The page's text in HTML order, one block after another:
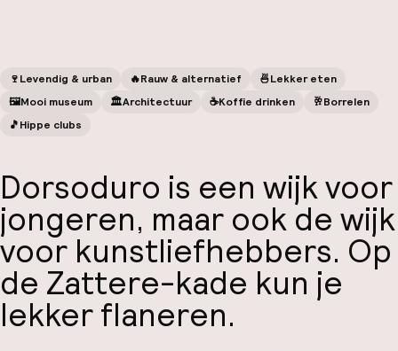
🍷Levendig & urban 🔥Rauw & alternatief 🍜Lekker eten
🖼Mooi museum 🏛️Architectuur ☕️Koffie drinken 🥂Borrelen
🎵Hippe clubs
Dorsoduro is een wijk voor
jongeren, maar ook de wijk
voor kunstliefhebbers. Op
de Zattere-kade kun je
lekker flaneren.